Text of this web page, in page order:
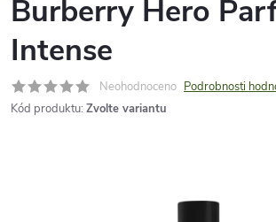
Burberry Hero
Intense
Neohodnoceno Podrobnosti
Kód produktu: Zvolte variantu